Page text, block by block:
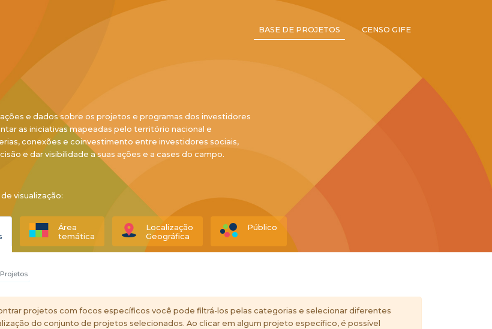
BASE DE PROJETOS CENSO GIFE
e dados sobre os projetos e programas dos investidores
as iniciativas mapeadas pelo território nacional e
conexões e coinvestimento entre investidores sociais,
e dar visibilidade a suas ações e a cases do campo.
visualização:
Área
temática
Localização
Geográfica
Público
projetos com focos específicos você pode filtrá-los pelas categorias e selecionar diferentes
do conjunto de projetos selecionados. Ao clicar em algum projeto específico, é possível